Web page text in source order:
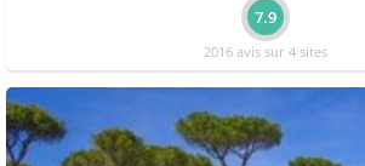
7.9
2016 avis sur 4 sites